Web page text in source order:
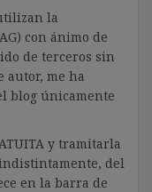
la
con ánimo de
de terceros sin
autor, me ha
blog únicamente
y tramitarla
del
en la barra de